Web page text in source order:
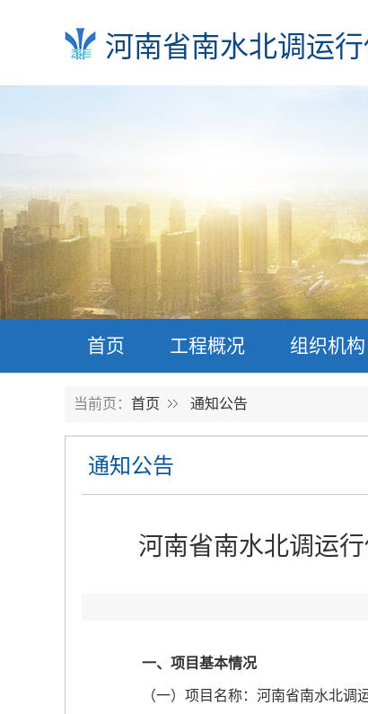
河南省南水北调运
首页 工程概况 组织机构
当前页： 首页 通知公告
通知公告
河南省南水北调运
一、项目基本情况
（一）项目名称：河南省南水北调运